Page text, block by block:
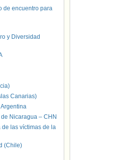
de encuentro para
y Diversidad
Canarias)
Nicaragua – CHN
de las víctimas de la
(Chile)